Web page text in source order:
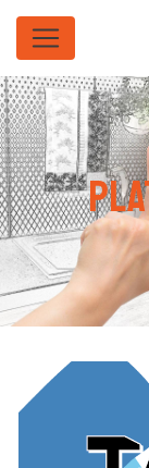
Panneau de